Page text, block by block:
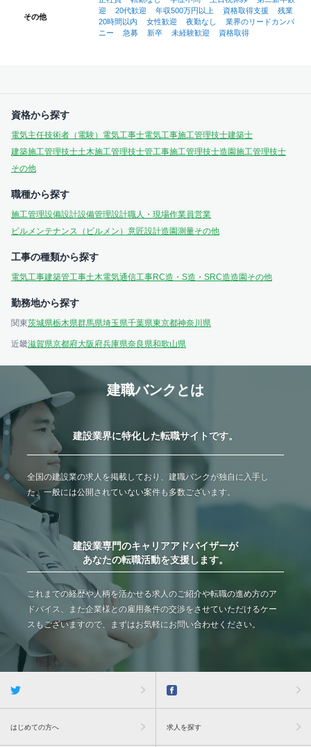
その他
迎
20代歓迎 年収500万円以上 資格取得支援
残業
20時間以内
女性歓迎 夜勤なし
業界のリードカンパ
ニー
急募 新卒 未経験歓迎 資格取得
資格から探す
電気主任技術者（電験） 電気工事士電気工事施工管理技士建築士
建築施工管理技士土木施工管理技士管工事施工管理技士造園施工管理技士
その他
職種から探す
施工管理設備設計設備管理設計職人・現場作業員営業
ビルメンテナンス（ビルメン） 意匠設計造園測量その他
工事の種類から探す
電気工事建築管工事土木電気通信工事RC造・S造・SRC造造園 その他
勤務地から探す
関東茨城県栃木県群馬県埼玉県千葉県東京都神奈川県
近畿滋賀県京都府大阪府兵庫県奈良県和歌山県
建職バンクとは
建設業界に特化した転職サイトです。
全国の建設業の求人を掲載しており、建職バンクが独自に入手し
た、一般には公開されていない案件も多数ございます。
建設業専門のキャリアアドバイザーが
あなたの転職活動を支援します。
これまでの経歴や人柄を活かせる求人のご紹介や転職の進め方のア
ドバイス、また企業様との雇用条件の交渉をさせていただけるケー
スもございますので、まずはお気軽にお問い合わせください。
はじめての方へ 求人を探す